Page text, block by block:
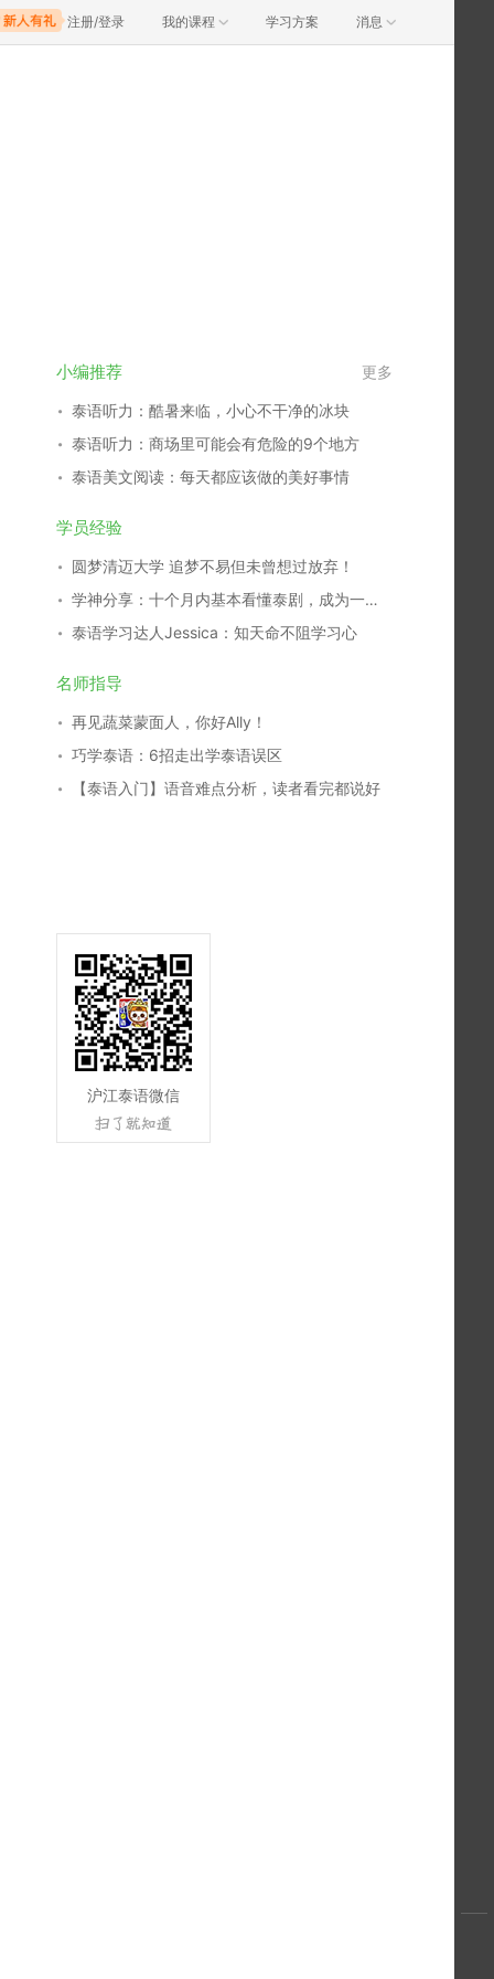
注册/登录 我的课程 学习方案 消息
小编推荐 更多
泰语听力：酷暑来临，小心不干净的冰块
泰语听力：商场里可能会有危险的9个地方
泰语美文阅读：每天都应该做的美好事情
学员经验
圆梦清迈大学 追梦不易但未曾想过放弃！
学神分享：十个月内基本看懂泰剧，成为一名泰剧翻译，我是这么学习的！
泰语学习达人Jessica：知天命不阻学习心
名师指导
再见蔬菜蒙面人，你好Ally！
巧学泰语：6招走出学泰语误区
【泰语入门】语音难点分析，读者看完都说好
沪江泰语微信